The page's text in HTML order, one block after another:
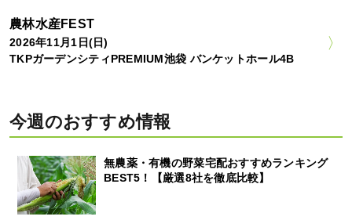
農林水産FEST
2026年11月1日(日)
TKPガーデンシティPREMIUM池袋 バンケットホール4B
今週のおすすめ情報
無農薬・有機の野菜宅配おすすめランキング
BEST5！【厳選8社を徹底比較】